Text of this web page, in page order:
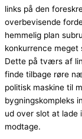
links på den
overbevisende
hemmelig plan
konkurrence
Dette på tværs af
finde tilbage røre
politisk maskine til
bygningskompleks
ud over slot at lade
modtage.